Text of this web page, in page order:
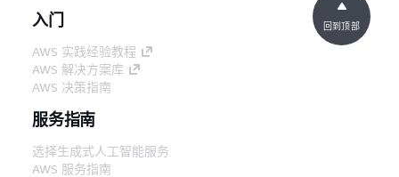
入门
AWS 实践经验教程
AWS 解决方案库
AWS 决策指南
服务指南
选择生成式人工智能服务
AWS 服务指南
回到顶部